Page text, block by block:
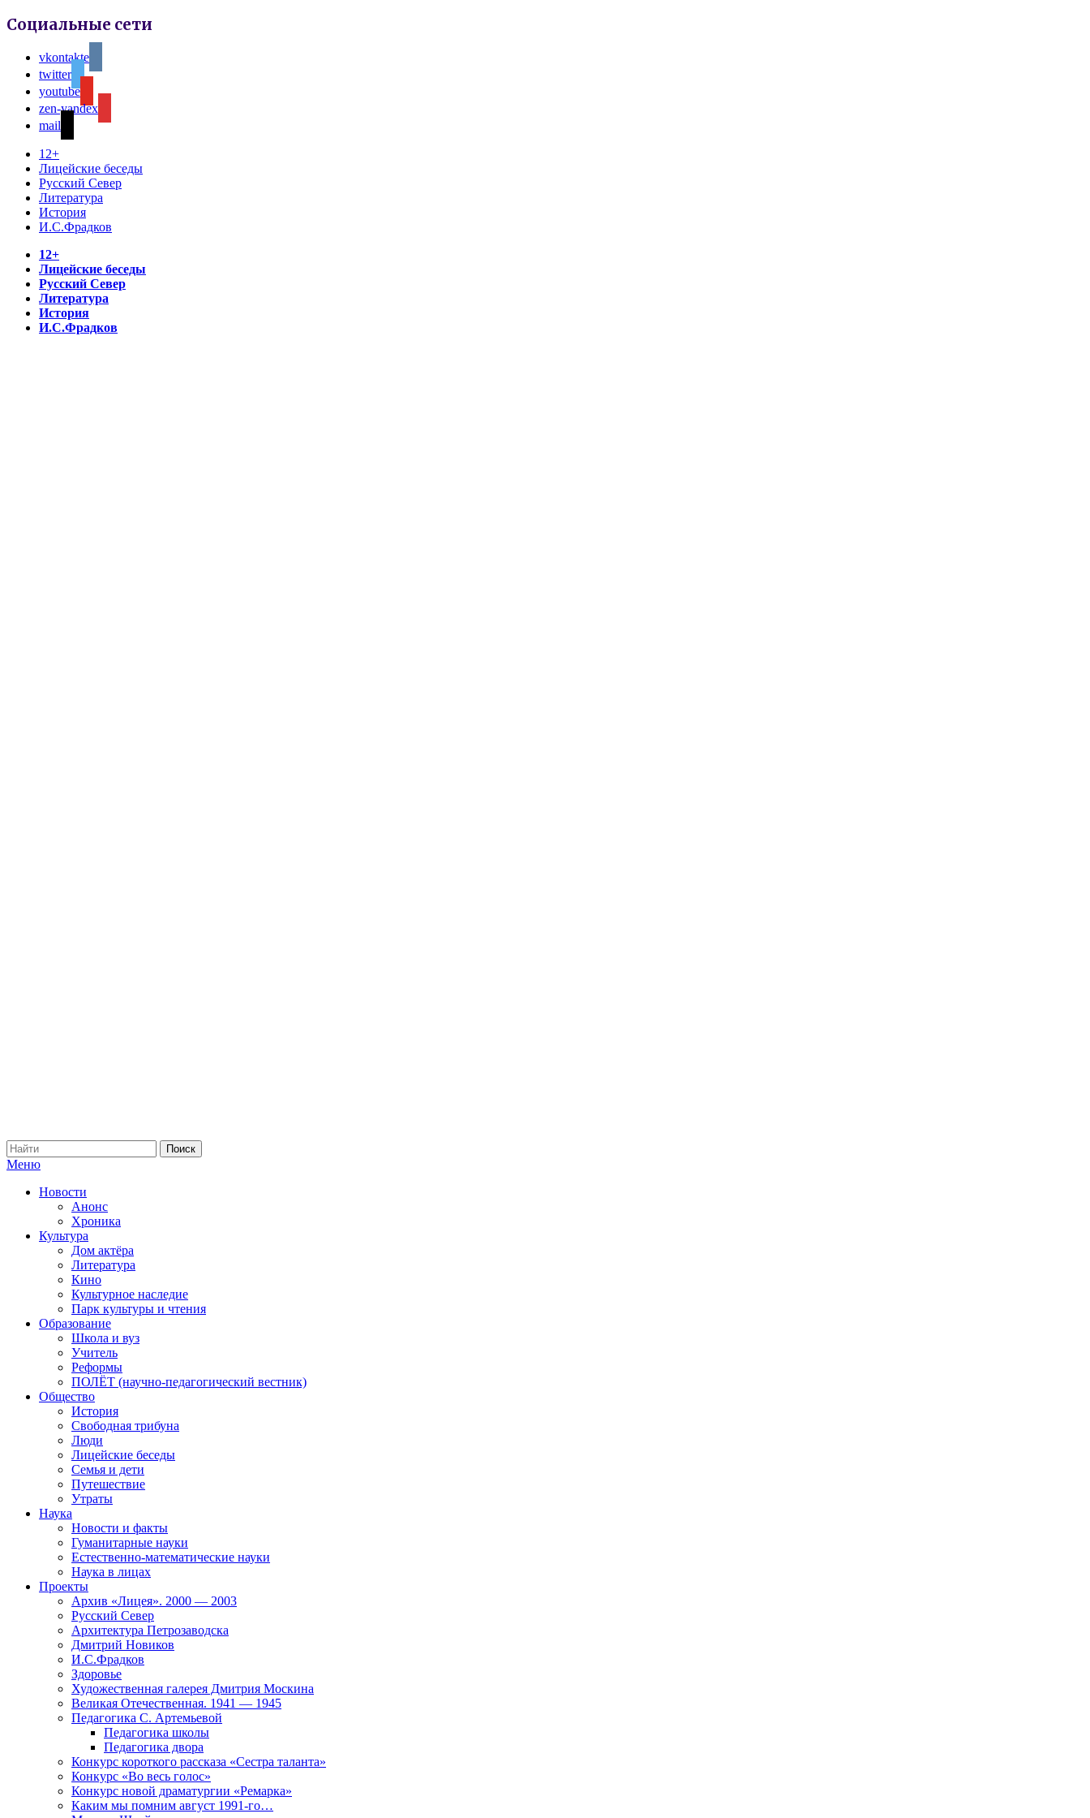
Социальные сети
vkontakte
twitter
youtube
zen-yandex
mail
12+
Лицейские беседы
Русский Север
Литература
История
И.С.Фрадков
12+
Лицейские беседы
Русский Север
Литература
История
И.С.Фрадков
Меню
Новости
Анонс
Хроника
Культура
Дом актёра
Литература
Кино
Культурное наследие
Парк культуры и чтения
Образование
Школа и вуз
Учитель
Реформы
ПОЛЁТ (научно-педагогический вестник)
Общество
История
Свободная трибуна
Люди
Лицейские беседы
Семья и дети
Путешествие
Утраты
Наука
Новости и факты
Гуманитарные науки
Естественно-математические науки
Наука в лицах
Проекты
Архив «Лицея». 2000 — 2003
Русский Север
Архитектура Петрозаводска
Дмитрий Новиков
И.С.Фрадков
Здоровье
Художественная галерея Дмитрия Москина
Великая Отечественная. 1941 — 1945
Педагогика С. Артемьевой
Педагогика школы
Педагогика двора
Конкурс короткого рассказа «Сестра таланта»
Конкурс «Во весь голос»
Конкурс новой драматургии «Ремарка»
Каким мы помним август 1991-го…